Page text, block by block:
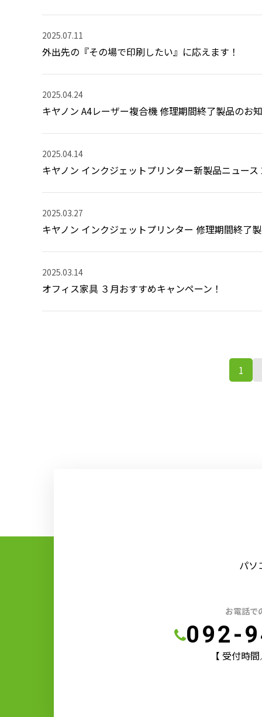
2025.07.11
外出先の『その場で印刷したい』に応えます！
2025.04.24
キヤノン A4レーザー複合機 修理期間終了製品のお
2025.04.14
キヤノン インクジェットプリンター新製品ニュース
2025.03.27
キヤノン インクジェットプリンター 修理期間終了
2025.03.14
オフィス家具 ３月おすすめキャンペーン！
1
パソ
お電話で
092-
【 受付時